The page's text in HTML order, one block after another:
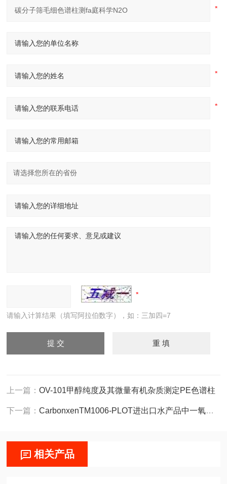
请输入计算结果（填写阿拉伯数字），如：三加四=7
上一篇：OV-101甲醇纯度及其微量有机杂质测定PE色谱柱
下一篇：CarbonxenTM1006-PLOT进出口水产品中一氧化碳测定碳分子筛色谱柱
相关产品